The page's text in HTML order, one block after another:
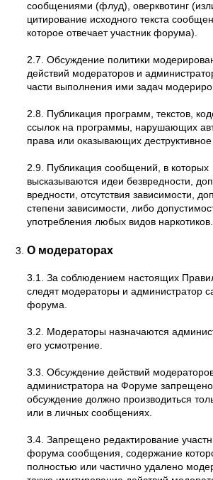
сообщениями (флуд), оверквотинг
цитирование исходного текста
которое отвечает участник форума).
2.7. Обсуждение политики
действий модеpатоpов и
части выполнения ими задач
2.8. Публикация программ, текстов,
ссылок на программы, нарушающих
права или оказывающих деструктивное
2.9. Публикация сообщений, в которых
высказываются идеи безвредности,
вредности, отсутствия зависимости,
степени зависимости, либо
употребления любых видов
О модераторах
3.1. За соблюдением настоящих
следят модераторы и администратор
форума.
3.2. Модераторы назначаются
его усмотрение.
3.3. Обсуждение действий
администратора на Форуме
обсуждение должно производиться
или в личных сообщениях.
3.4. Запрещено редактирование
форума сообщения, содержание
полностью или частично удалено